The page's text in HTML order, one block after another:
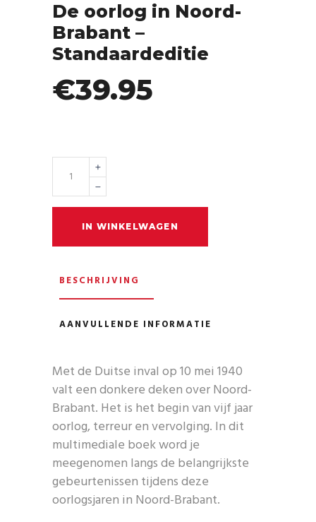
De oorlog in Noord-
Brabant –
Standaardeditie
€39.95
Quantity
IN WINKELWAGEN
BESCHRIJVING
AANVULLENDE INFORMATIE
Met de Duitse inval op 10 mei 1940
valt een donkere deken over Noord-
Brabant. Het is het begin van vijf jaar
oorlog, terreur en vervolging. In dit
multimediale boek word je
meegenomen langs de belangrijkste
gebeurtenissen tijdens deze
oorlogsjaren in Noord-Brabant.